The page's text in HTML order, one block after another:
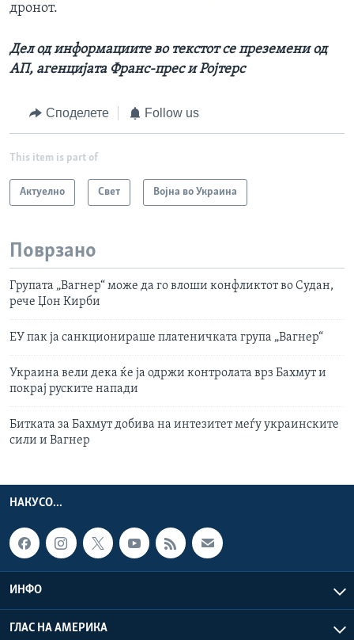
дронот.
Дел од информациите во текстот се преземени од
АП, агенцијата Франс-прес и Ројтерс
Споделете Follow us
This item is part of
Актуелно Свет Војна во Украина
Поврзано
Групата „Вагнер“ може да го влоши конфликтот во Судан,
рече Џон Кирби
ЕУ пак ја санкционираше платеничката група „Вагнер“
Украина вели дека ќе ја одржи контролата врз Бахмут и
покрај руските напади
Битката за Бахмут добива на интезитет меѓу украинските
сили и Вагнер
НАКУСО...
ИНФО
ГЛАС НА АМЕРИКА